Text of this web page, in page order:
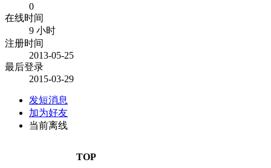
0
在线时间
9 小时
注册时间
2013-05-25
最后登录
2015-03-29
发短消息
加为好友
当前离线
TOP